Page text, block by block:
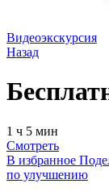
Видеоэкскурсия
Назад
1 ч 5 мин
Смотреть
В избранное
по улучшению